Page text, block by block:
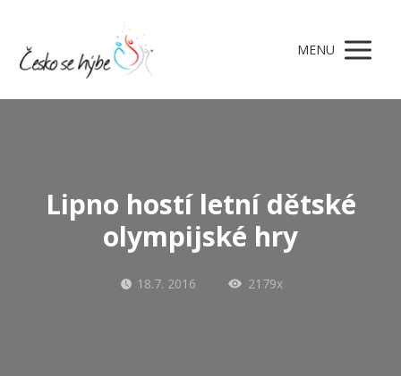
MENU
Lipno hostí letní dětské
olympijské hry
18.7. 2016 2179x